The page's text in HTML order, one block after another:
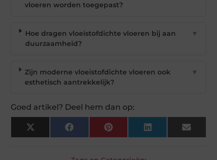
vloeren worden toegepast?
Hoe dragen vloeistofdichte vloeren bij aan
duurzaamheid?
▼
Zijn moderne vloeistofdichte vloeren ook
esthetisch aantrekkelijk?
▼
Goed artikel? Deel hem dan op:
X
(Twitter)
Facebook Pinterest LinkedIn Email